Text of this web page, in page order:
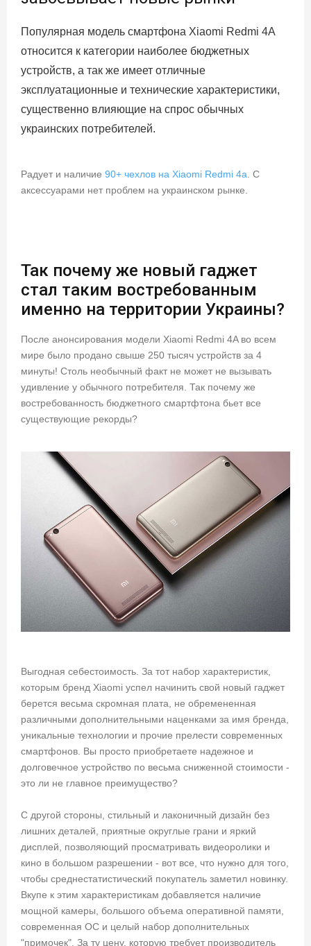
Популярная модель смартфона Xiaomi Redmi 4A
относится к категории наиболее бюджетных
устройств, а так же имеет отличные
эксплуатационные и технические характеристики,
существенно влияющие на спрос обычных
украинских потребителей.
Радует и наличие 90+ чехлов на Xiaomi Redmi 4a . С
аксессуарами нет проблем на украинском рынке.
Так почему же новый гаджет
стал таким востребованным
именно на территории Украины?
После анонсирования модели Xiaomi Redmi 4A во всем
мире было продано свыше 250 тысяч устройств за 4
минуты! Столь необычный факт не может не вызывать
удивление у обычного потребителя. Так почему же
востребованность бюджетного смартфтона бьет все
существующие рекорды?
Выгодная себестоимость. За тот набор характеристик,
которым бренд Xiaomi успел начинить свой новый гаджет
берется весьма скромная плата, не обремененная
различными дополнительными наценками за имя бренда,
уникальные технологии и прочие прелести современных
смартфонов. Вы просто приобретаете надежное и
долговечное устройство по весьма сниженной стоимости -
это ли не главное преимущество?
С другой стороны, стильный и лаконичный дизайн без
лишних деталей, приятные округлые грани и яркий
дисплей, позволяющий просматривать видеоролики и
кино в большом разрешении - вот все, что нужно для того,
чтобы среднестатистический покупатель заметил новинку.
Вкупе к этим характеристикам добавляется наличие
мощной камеры, большого объема оперативной памяти,
современная ОС и целый набор дополнительных
"примочек". За ту цену, которую требует производитель